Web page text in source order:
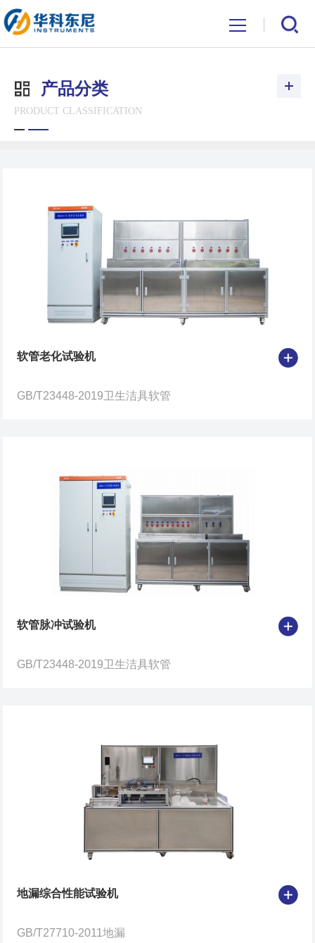
产品分类
PRODUCT CLASSIFICATION
软管老化试验机
GB/T23448-2019卫生洁具软管
软管脉冲试验机
GB/T23448-2019卫生洁具软管
地漏综合性能试验机
GB/T27710-2011地漏